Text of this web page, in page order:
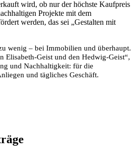
wird, ob nur der höchste Kaufpreis
Projekte mit dem
werden, das sei „Gestalten mit
wenig – bei Immobilien und überhaupt.
Elisabeth-Geist und den Hedwig-Geist“,
und Nachhaltigkeit: für die
und tägliches Geschäft.